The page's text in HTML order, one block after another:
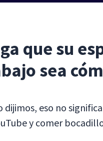
que su
sea
dijimos, eso no
y comer